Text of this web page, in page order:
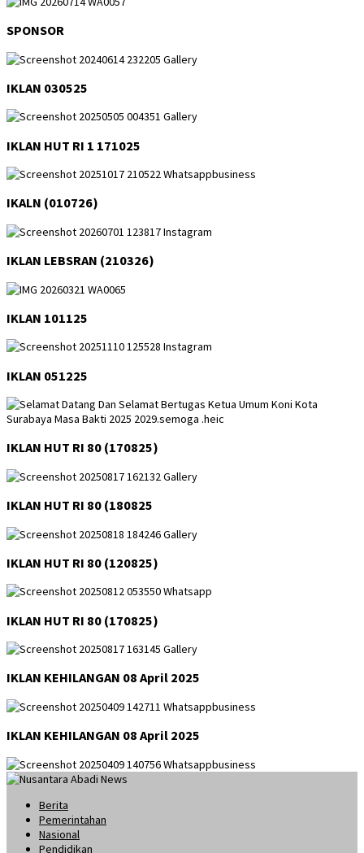
SPONSOR
IKLAN 030525
IKLAN HUT RI 1 171025
IKALN (010726)
IKLAN LEBSRAN (210326)
IKLAN 101125
IKLAN 051225
IKLAN HUT RI 80 (170825)
IKLAN HUT RI 80 (180825
IKLAN HUT RI 80 (120825)
IKLAN HUT RI 80 (170825)
IKLAN KEHILANGAN 08 April 2025
IKLAN KEHILANGAN 08 April 2025
Berita
Pemerintahan
Nasional
Pendidikan